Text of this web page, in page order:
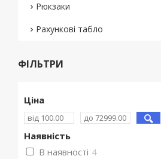
Рюкзаки
Рахункові табло
ФІЛЬТРИ
Ціна
Наявність
В наявності 4